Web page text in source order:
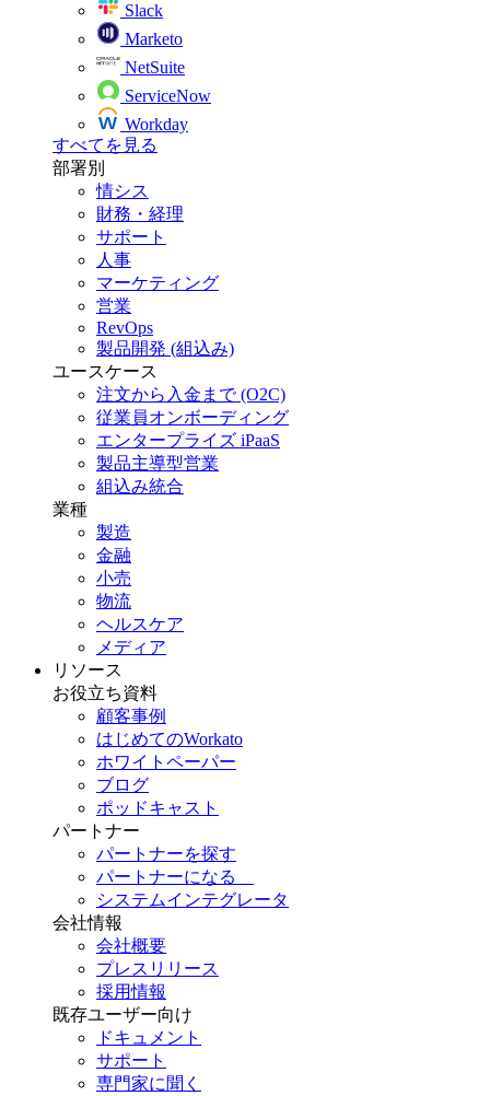
Slack
Marketo
NetSuite
ServiceNow
Workday
すべてを見る
部署別
情シス
財務・経理
サポート
人事
マーケティング
営業
RevOps
製品開発 (組込み)
ユースケース
注文から入金まで (O2C)
従業員オンボーディング
エンタープライズ iPaaS
製品主導型営業
組込み統合
業種
製造
金融
小売
物流
ヘルスケア
メディア
リソース
お役立ち資料
顧客事例
はじめてのWorkato
ホワイトペーパー
ブログ
ポッドキャスト
パートナー
パートナーを探す
パートナーになる
システムインテグレータ
会社情報
会社概要
プレスリリース
採用情報
既存ユーザー向け
ドキュメント
サポート
専門家に聞く